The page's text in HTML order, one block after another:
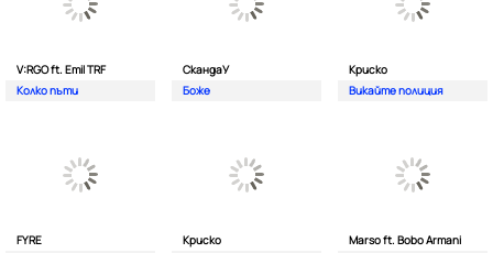
V:RGO ft. Emil TRF
Колко пъти
СкандаУ
Боже
Криско
Викайте полиция
FYRE
Криско
Marso ft. Bobo Armani